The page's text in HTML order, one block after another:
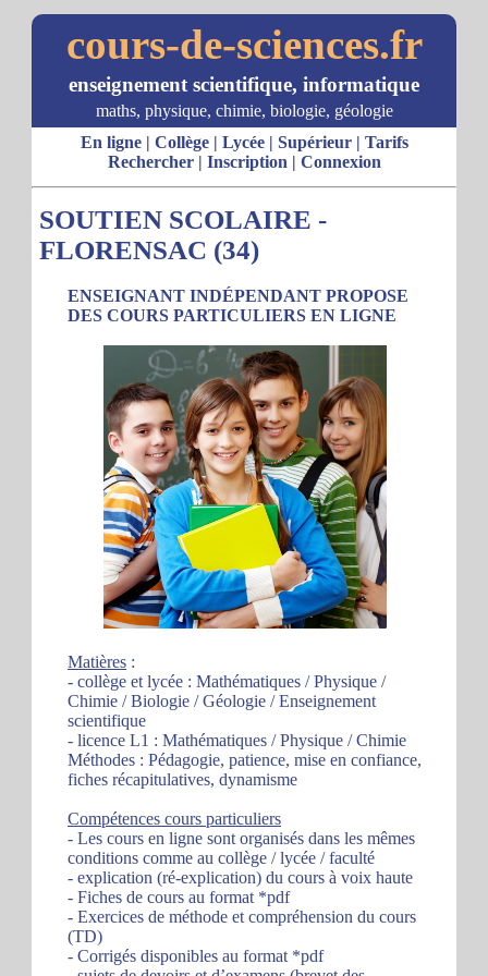
cours-de-sciences.fr
enseignement scientifique, informatique
maths, physique, chimie, biologie, géologie
En ligne| Collège| Lycée| Supérieur| Tarifs
Rechercher| Inscription | Connexion
SOUTIEN SCOLAIRE -
FLORENSAC (34)
ENSEIGNANT INDÉPENDANT PROPOSE
DES COURS PARTICULIERS EN LIGNE
Matières :
- collège et lycée : Mathématiques / Physique /
Chimie / Biologie / Géologie / Enseignement
scientifique
- licence L1 : Mathématiques / Physique / Chimie
Méthodes : Pédagogie, patience, mise en confiance,
fiches récapitulatives, dynamisme
Compétences cours particuliers
- Les cours en ligne sont organisés dans les mêmes
conditions comme au collège / lycée / faculté
- explication (ré-explication) du cours à voix haute
- Fiches de cours au format *pdf
- Exercices de méthode et compréhension du cours
(TD)
- Corrigés disponibles au format *pdf